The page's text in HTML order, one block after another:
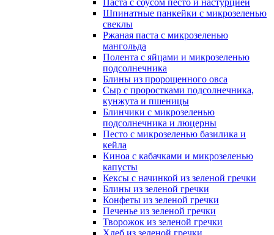
Паста с соусом песто и настурцией
Шпинатные панкейки с микрозеленью
свеклы
Ржаная паста с микрозеленью
мангольда
Полента с яйцами и микрозеленью
подсолнечника
Блины из пророщенного овса
Cыр с проростками подсолнечника,
кунжута и пшеницы
Блинчики с микрозеленью
подсолнечника и люцерны
Песто с микрозеленью базилика и
кейла
Киноа с кабачками и микрозеленью
капусты
Кексы с начинкой из зеленой гречки
Блины из зеленой гречки
Конфеты из зеленой гречки
Печенье из зеленой гречки
Творожок из зеленой гречки
Хлеб из зеленой гречки